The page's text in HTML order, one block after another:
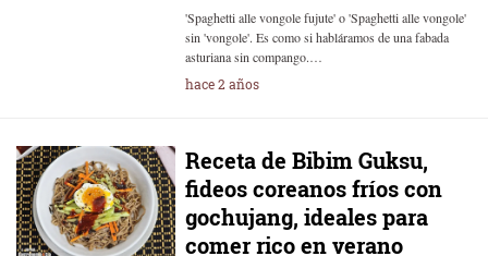
'Spaghetti alle vongole fujute' o 'Spaghetti alle vongole'
sin 'vongole'. Es como si habláramos de una fabada
asturiana sin compango.…
hace 2 años
Receta de Bibim Guksu,
fideos coreanos fríos con
gochujang, ideales para
comer rico en verano